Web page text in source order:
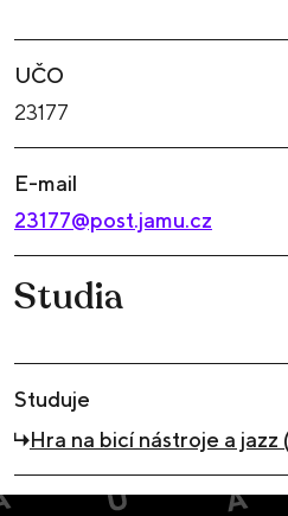
UČO
23177
E-mail
23177@post.jamu.cz
Studia
Studuje
Hra na bicí nástroje a jazz